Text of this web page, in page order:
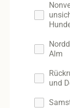
Alm
und